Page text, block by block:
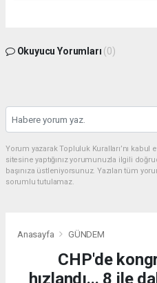
Okuyucu Yorumları (0)
Yorum yazarak Topluluk Kuralları’nı
sitesine yaptığınız yorumunuzla ilgili
başınıza üstleniyorsunuz. Yazılan tüm
sorumlu tutulamaz.
Anasayfa GÜNDEM
CHP'de
hızlandı... 8 ile